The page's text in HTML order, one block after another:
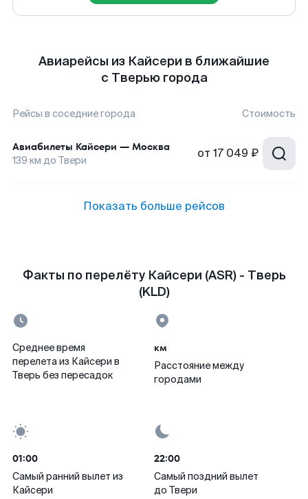
Авиарейсы из Кайсери в ближайшие
с Тверью города
Рейсы в соседние города Стоимость
Авиабилеты Кайсери — Москва
139 км до Твери от 17 049 ₽
Показать больше рейсов
Факты по перелёту Кайсери (ASR) - Тверь
(KLD)
Среднее время
перелета из Кайсери в
Тверь без пересадок
км
Расстояние между
городами
01:00
Самый ранний вылет из
Кайсери
22:00
Самый поздний вылет
до Твери